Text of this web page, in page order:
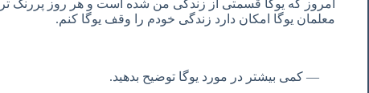
امروز که یوگا قسمتی از زندگی من شده است و هر روز پررنگ
معلمان یوگا امکان دارد زندگی خودم را وقف یوگا کنم.
کمی بیشتر در مورد یوگا توضیح بدهید.